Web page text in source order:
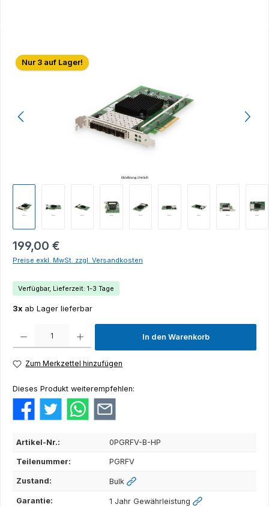
Bildergalerie überspringen
Nur 3 auf Lager!
199,00 €
Preise exkl. MwSt. zzgl. Versandkosten
Verfügbar, Lieferzeit: 1-3 Tage
3x ab Lager lieferbar
In den Warenkorb
Zum Merkzettel hinzufügen
Dieses Produkt weiterempfehlen:
Artikel-Nr.: 0PGRFV-B-HP
Teilenummer: PGRFV
Zustand: Bulk
Garantie: 1 Jahr Gewährleistung